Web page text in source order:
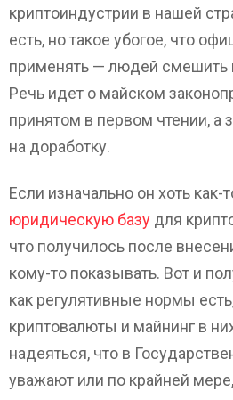
криптоиндустрии в нашей
есть, но такое убогое, что
применять — людей смешить
Речь идет о майском
принятом в первом чтении, а
на доработку.
Если изначально он хоть как-
юридическую базу для
что получилось после
кому-то показывать. Вот и
как регулятивные нормы
криптовалюты и майнинг в
надеяться, что в
уважают или по крайней